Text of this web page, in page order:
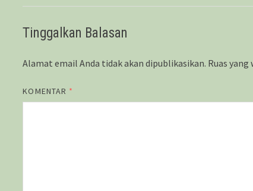
Tinggalkan Balasan
Alamat email Anda tidak akan dipublikasikan. Ruas
KOMENTAR *